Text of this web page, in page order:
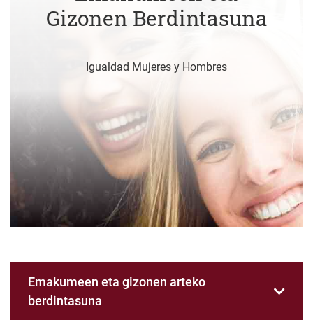
Gizonen Berdintasuna
Igualdad Mujeres y Hombres
Emakumeen eta gizonen arteko
berdintasuna